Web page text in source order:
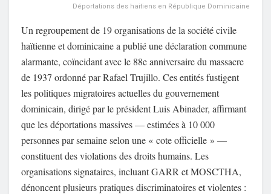
Déportations des haitiens en République Dominicaine
Un regroupement de 19 organisations de la société civile
haïtienne et dominicaine a publié une déclaration commune
alarmante, coïncidant avec le 88e anniversaire du massacre
de 1937 ordonné par Rafael Trujillo. Ces entités fustigent
les politiques migratoires actuelles du gouvernement
dominicain, dirigé par le président Luis Abinader, affirmant
que les déportations massives — estimées à 10 000
personnes par semaine selon une « cote officielle » —
constituent des violations des droits humains. Les
organisations signataires, incluant GARR et MOSCTHA,
dénoncent plusieurs pratiques discriminatoires et violentes :